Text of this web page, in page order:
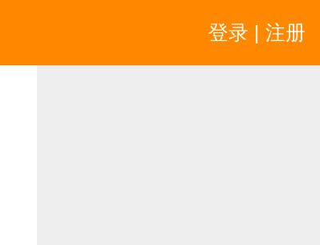
登录 | 注册